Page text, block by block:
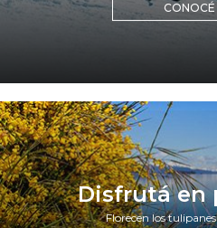
CONOCÉ
disfrutá
Florecen los